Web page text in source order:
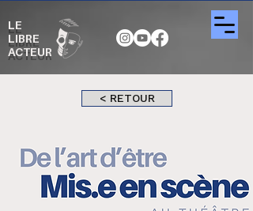
LE
LIBRE
ACTEUR
< RETOUR